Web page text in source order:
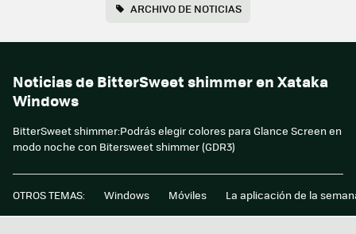
ARCHIVO DE NOTICIAS
Noticias de BitterSweet shimmer en Xataka
Windows
BitterSweet shimmer:Podrás elegir colores para Glance Screen en
modo noche con Bitersweet shimmer (GDR3)
OTROS TEMAS: Windows Móviles La aplicación de la